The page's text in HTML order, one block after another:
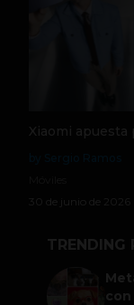
Xiaomi apuesta
30 de junio de 2026
TRENDING